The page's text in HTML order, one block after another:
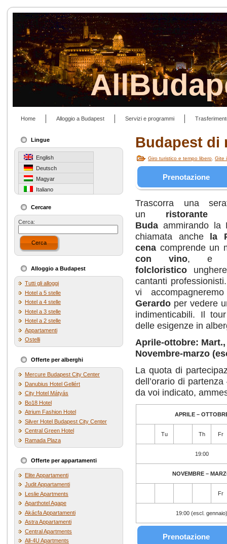
Home Alloggio a Budapest Servizi e programmi
Lingue
English
Deutsch
Magyar
Italiano
Cercare
Cerca:
Cerca
Alloggio a Budapest
Tutti gli alloggi
Hotel a 5 stelle
Hotel a 4 stelle
Hotel a 3 stelle
Hotel a 2 stelle
Appartamenti
Ostelli
Offerte per alberghi
Mercure Budapest City Center
Danubius Hotel Gellért
City Hotel Mátyás
Bo18 Hotel
Atrium Fashion Hotel
Silver Hotel Budapest City Center
Central Green Hotel
Ramada Plaza
Offerte per appartamenti
Elite Appartamenti
Judit Appartamenti
Leslie Apartments
Aparthotel Agape
Akácfa Appartamenti
Astra Appartamenti
Central Apartments
All-4U Apartments
Budapest di
Giro turistico e tempo libero Gite
Prenotazione
Trascorra una
un ristorante
Buda ammirando la
chiamata anche la
cena comprende un
con vino, e
folcloristico
cantanti
vi
Gerardo per vedere
indimenticabili. Il
delle esigenze in
Aprile-ottobre: Mart.,
Novembre-marzo
La quota di
dell’orario di
da voi indicato,
APRILE –
Tu Th Fr
19:00
NOVEMBRE –
Fr
19:00 (escl. gennaio)
Prenotazione